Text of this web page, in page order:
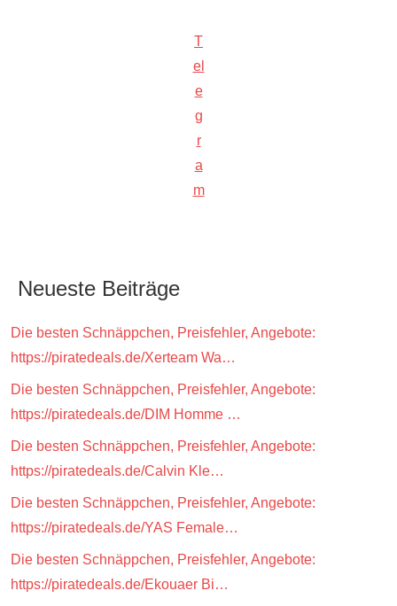
T
el
e
g
r
a
m
Neueste Beiträge
Die besten Schnäppchen, Preisfehler, Angebote:
https://piratedeals.de/Xerteam Wa…
Die besten Schnäppchen, Preisfehler, Angebote:
https://piratedeals.de/DIM Homme …
Die besten Schnäppchen, Preisfehler, Angebote:
https://piratedeals.de/Calvin Kle…
Die besten Schnäppchen, Preisfehler, Angebote:
https://piratedeals.de/YAS Female…
Die besten Schnäppchen, Preisfehler, Angebote:
https://piratedeals.de/Ekouaer Bi…